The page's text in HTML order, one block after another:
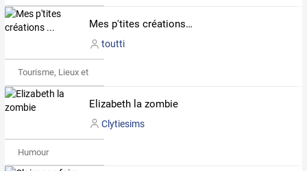
Mes p'tites créations ...
toutti
Tourisme, Lieux et Événements
Elizabeth la zombie
Clytiesims
Humour